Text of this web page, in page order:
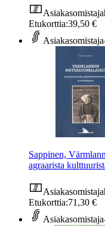
Etukorttia:39,50 €
Sappinen,
agraarista
Etukorttia:71,30 €